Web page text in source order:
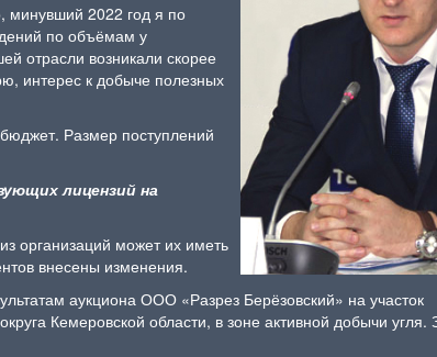
минувший 2022 год я по
по объёмам у
отрасли возникали скорее
интерес к добыче полезных
Размер поступлений
лицензий на
организаций может их иметь
внесены изменения.
аукциона ООО «Разрез Берёзовский» на участок
Кемеровской области, в зоне активной добычи угля.